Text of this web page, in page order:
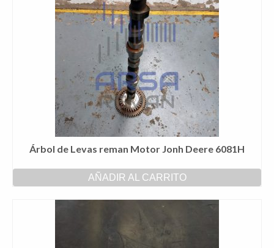
Árbol de Levas reman Motor Jonh Deere 6081H
AÑADIR AL CARRITO